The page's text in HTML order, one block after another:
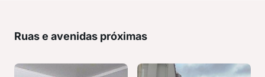
Ruas e avenidas próximas